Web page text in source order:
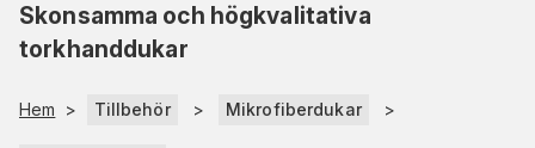
Skonsamma och högkvalitativa
torkhanddukar
Hem > Tillbehör > Mikrofiberdukar >